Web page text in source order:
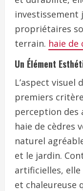
investissement
propriétaires
terrain. haie de
Un Élément
L’aspect visuel
premiers
perception des
haie de cèdres
naturel
et le jardin.
artificielles,
et chaleureuse